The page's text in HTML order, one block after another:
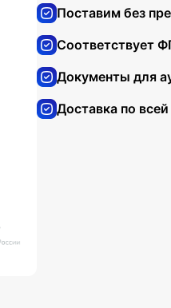
Поставим без
Соответствует
Документы для
Доставка по